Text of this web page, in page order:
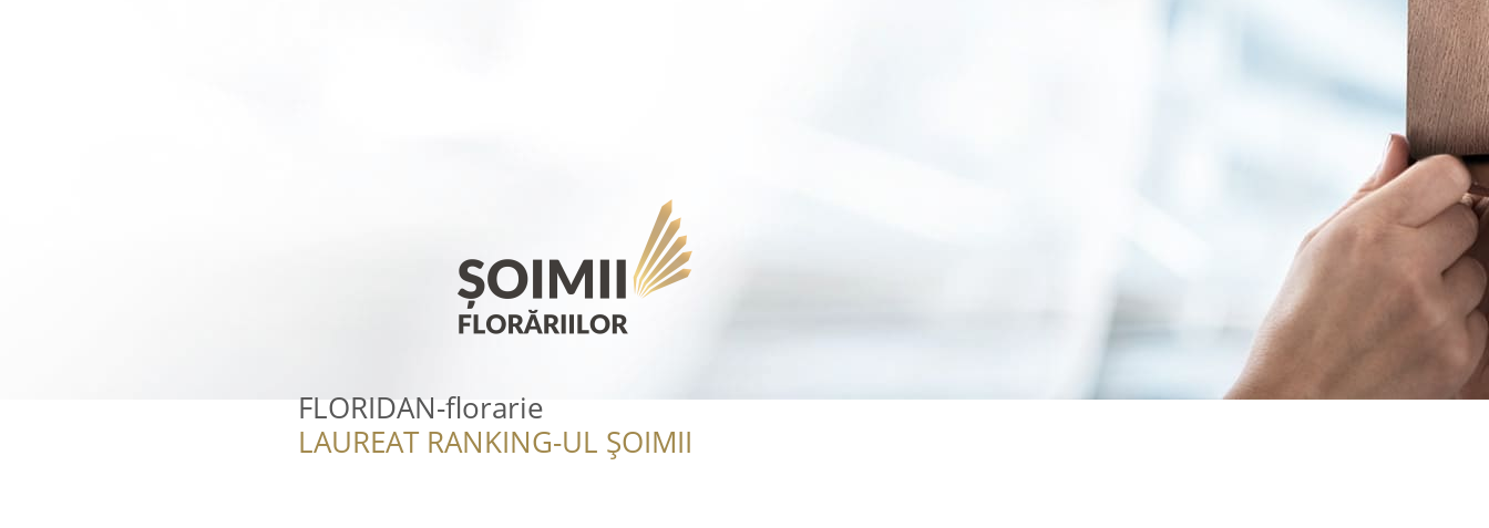
FLORIDAN-florarie
LAUREAT RANKING-UL ȘOIMII